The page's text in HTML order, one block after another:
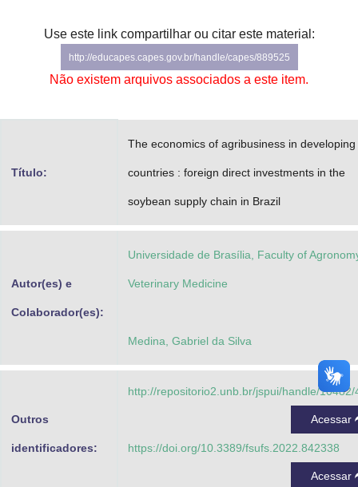
Gabinete de Segurança Institucional
Use este link compartilhar ou citar este material:
http://educapes.capes.gov.br/handle/capes/889525
Não existem arquivos associados a este item.
Título:
The economics of agribusiness in developing
countries : foreign direct investments in the
soybean supply chain in Brazil
Autor(es) e
Colaborador(es):
Universidade de Brasília, Faculty of
Veterinary Medicine
Medina, Gabriel da Silva
Outros
identificadores:
http://repositorio2.unb.br/jspui/handle/10482/
Acessar
https://doi.org/10.3389/fsufs.2022.842338
Acessar